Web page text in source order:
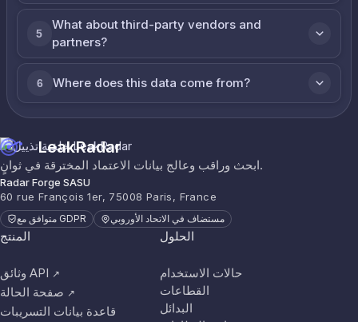
5
What about third-party vendors and
partners?
6 Where does this data come from?
LeakRadar
ابحث وراقب وعالج بيانات الاعتماد المخترقة في ثوانٍ.
Radar Forge SASU
60 rue François 1er, 75008 Paris, France
متوافق مع GDPR مستضاف في الاتحاد الأوروبي
المنتج
وثائق API ↗
صفحة الحالة ↗
قاعدة بيانات التسريبات
الحلول
حالات الاستخدام
القطاعات
البدائل